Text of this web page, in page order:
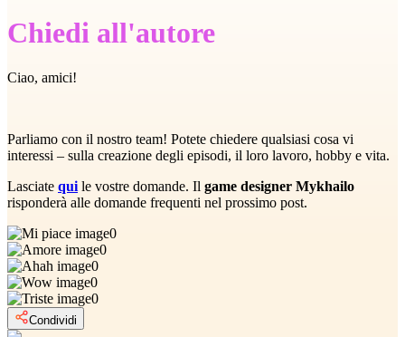
Chiedi all'autore
Ciao, amici!
Parliamo con il nostro team! Potete chiedere qualsiasi cosa vi
interessi – sulla creazione degli episodi, il loro lavoro, hobby e vita.
Lasciate qui le vostre domande. Il game designer Mykhailo
risponderà alle domande frequenti nel prossimo post.
0
0
0
0
0
Condividi